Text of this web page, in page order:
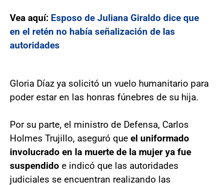
Vea aquí: Esposo de Juliana Giraldo dice que
en el retén no había señalización de las
autoridades
Gloria Díaz ya solicitó un vuelo humanitario para
poder estar en las honras fúnebres de su hija.
Por su parte, el ministro de Defensa, Carlos
Holmes Trujillo, aseguró que el uniformado
involucrado en la muerte de la mujer ya fue
suspendido e indicó que las autoridades
judiciales se encuentran realizando las